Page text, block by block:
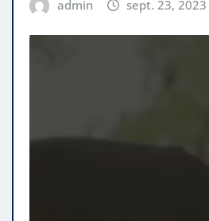
admin sept. 23, 2023